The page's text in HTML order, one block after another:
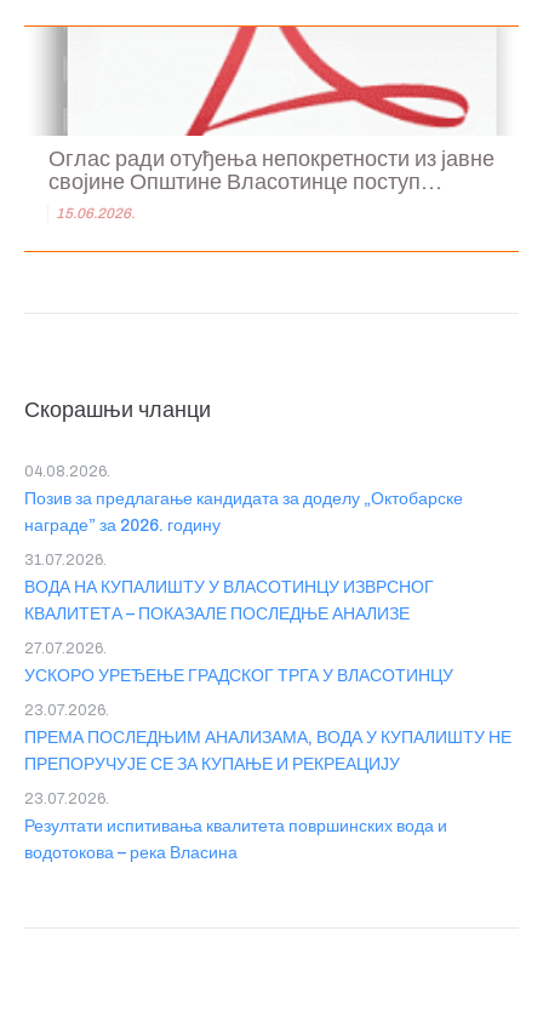
Оглас ради отуђења непокретности из јавне
својине Општине Власотинце поступ...
15.06.2026.
Скорашњи чланци
Позив за предлагање кандидата за доделу „Октобарске
награде” за 2026. годину
04.08.2026.
ВОДА НА КУПАЛИШТУ У ВЛАСОТИНЦУ ИЗВРСНОГ
КВАЛИТЕТА – ПОКАЗАЛЕ ПОСЛЕДЊЕ АНАЛИЗЕ
31.07.2026.
УСКОРО УРЕЂЕЊЕ ГРАДСКОГ ТРГА У ВЛАСОТИНЦУ
27.07.2026.
ПРЕМА ПОСЛЕДЊИМ АНАЛИЗАМА, ВОДА У КУПАЛИШТУ НЕ
ПРЕПОРУЧУЈЕ СЕ ЗА КУПАЊЕ И РЕКРЕАЦИЈУ
23.07.2026.
Резултати испитивања квалитета површинских вода и
водотокова – река Власина
23.07.2026.